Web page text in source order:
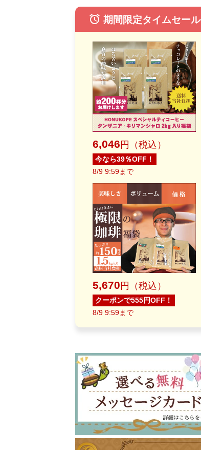
alarm 期間限定タイムセール
6,046円（税込）
今なら39％OFF！
8/9 9:59まで
5,670 円（税込）
クーポンで555円OFF！
8/9 9:59まで